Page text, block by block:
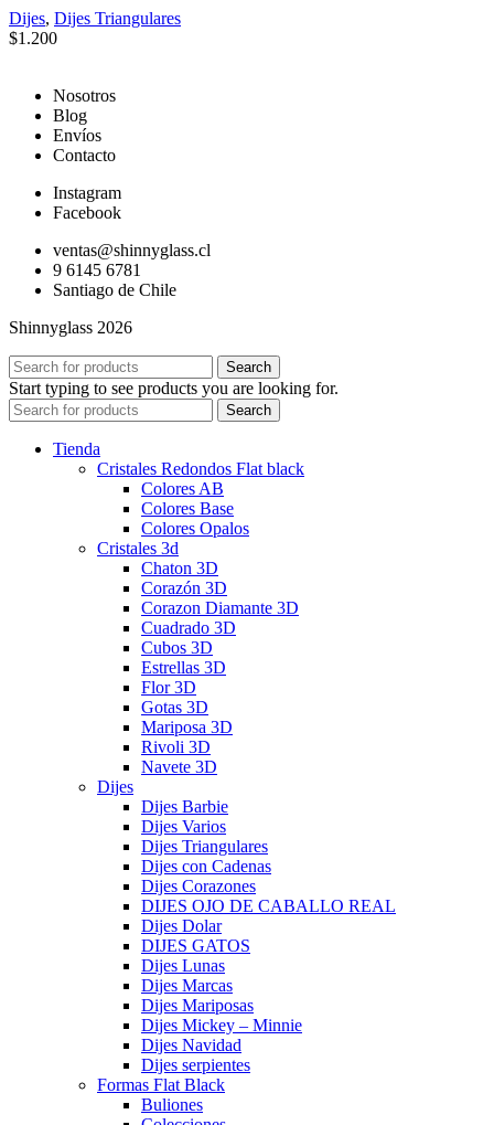
Dijes, Dijes Triangulares
$1.200
Nosotros
Blog
Envíos
Contacto
Instagram
Facebook
ventas@shinnyglass.cl
9 6145 6781
Santiago de Chile
Shinnyglass 2026
Search
Start typing to see products you are looking for.
Search
Tienda
Cristales Redondos Flat black
Colores AB
Colores Base
Colores Opalos
Cristales 3d
Chaton 3D
Corazón 3D
Corazon Diamante 3D
Cuadrado 3D
Cubos 3D
Estrellas 3D
Flor 3D
Gotas 3D
Mariposa 3D
Rivoli 3D
Navete 3D
Dijes
Dijes Barbie
Dijes Varios
Dijes Triangulares
Dijes con Cadenas
Dijes Corazones
DIJES OJO DE CABALLO REAL
Dijes Dolar
DIJES GATOS
Dijes Lunas
Dijes Marcas
Dijes Mariposas
Dijes Mickey – Minnie
Dijes Navidad
Dijes serpientes
Formas Flat Black
Buliones